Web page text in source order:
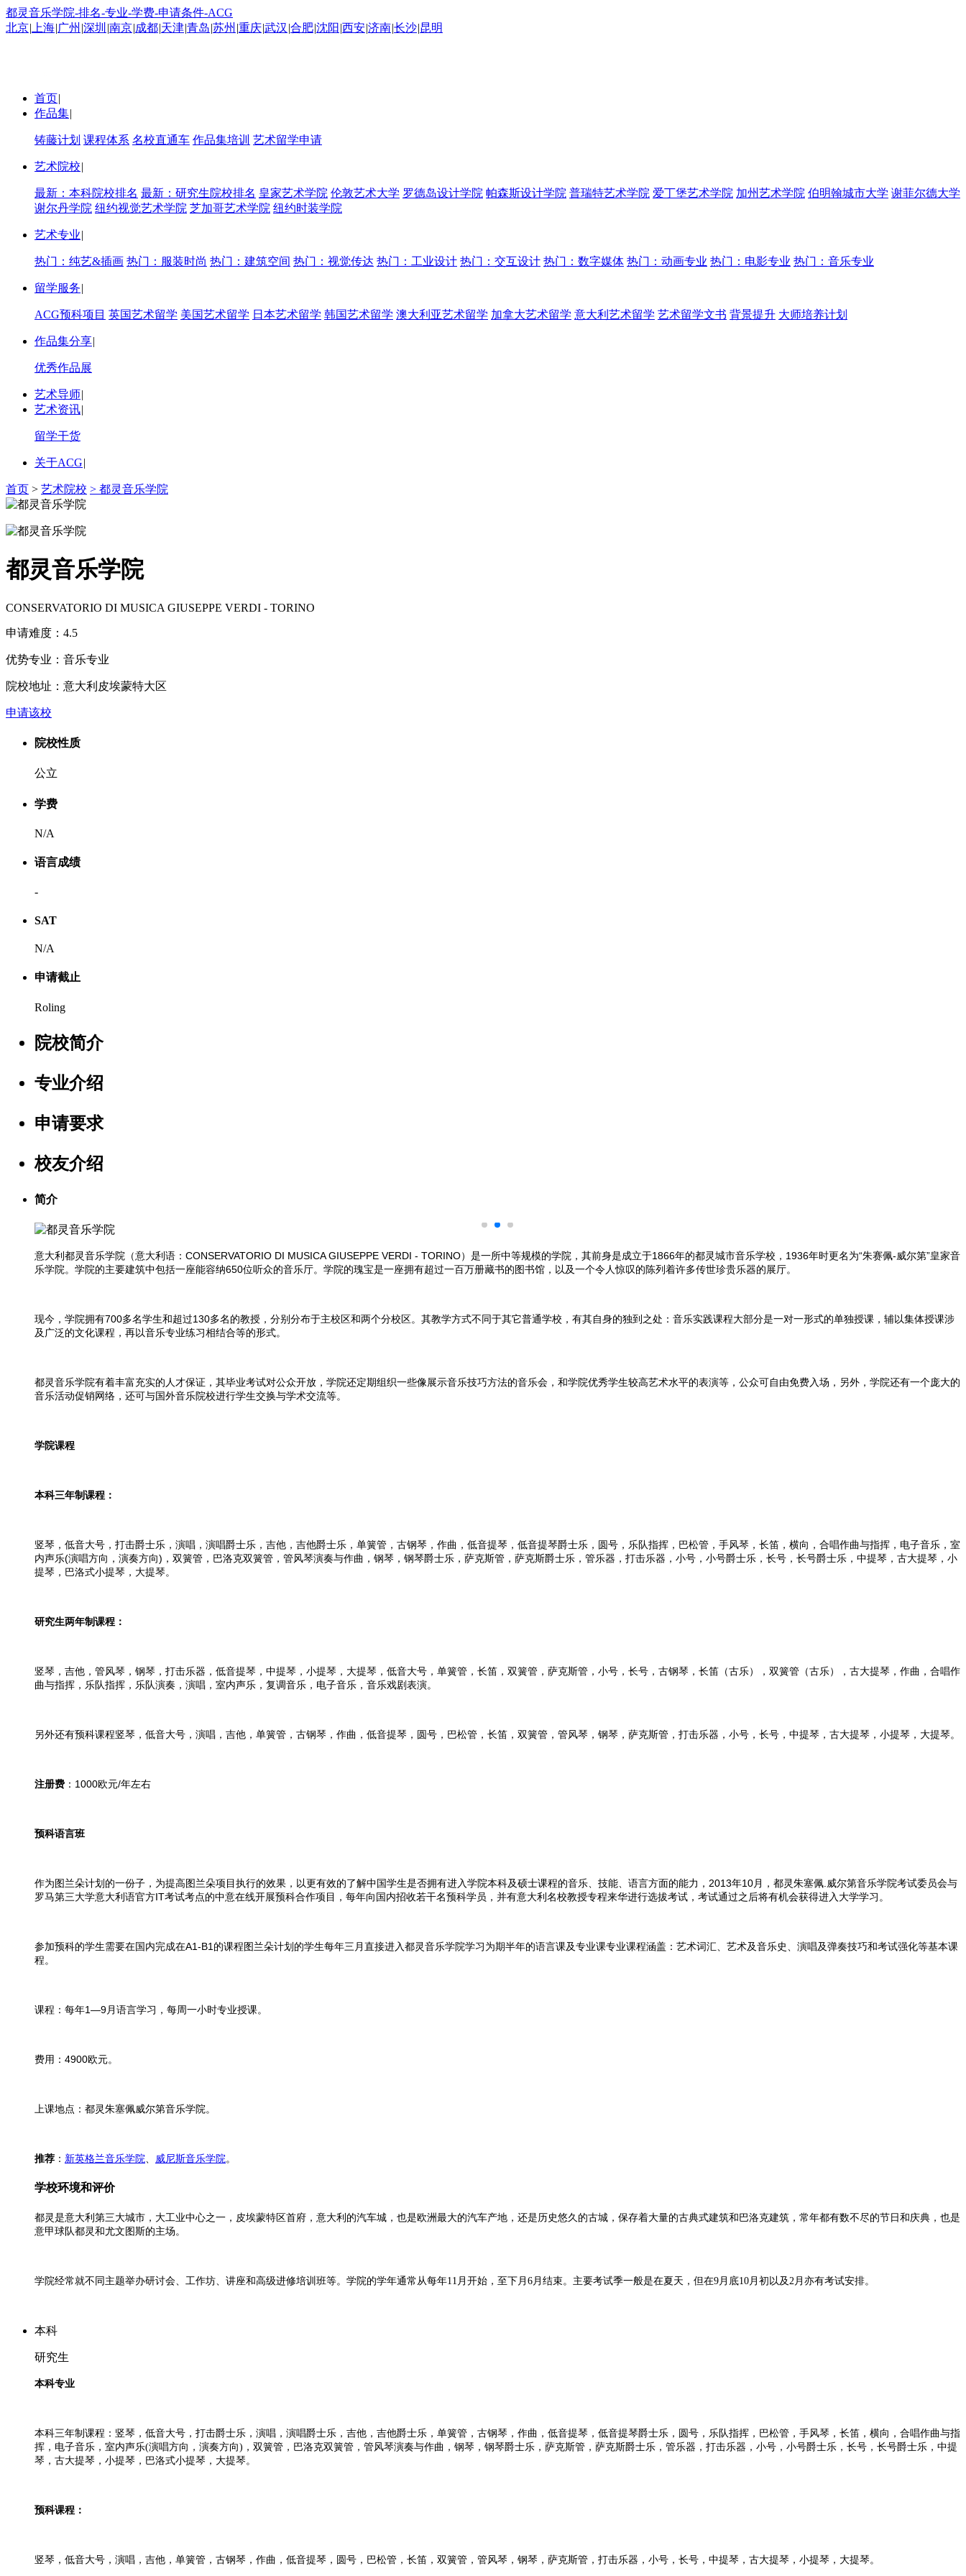
都灵音乐学院-排名-专业-学费-申请条件-ACG
北京| 上海|广州 |深圳 |南京|成都|天津|青岛|苏州 |重庆|武汉 |合肥|沈阳 |西安|济南|长沙|昆明
首页|
作品集|
铸藤计划 课程体系 名校直通车 作品集培训 艺术留学申请
艺术院校|
最新：本科院校排名 最新：研究生院校排名 皇家艺术学院 伦敦艺术大学 罗德岛设计学院 帕森斯设计学院 普瑞特艺术学院 爱丁堡艺术学院 加州艺术学院 伯明翰城市大学 谢菲尔德大学
谢尔丹学院 纽约视觉艺术学院 芝加哥艺术学院 纽约时装学院
艺术专业|
热门：纯艺&插画 热门：服装时尚 热门：建筑空间 热门：视觉传达 热门：工业设计 热门：交互设计 热门：数字媒体 热门：动画专业 热门：电影专业 热门：音乐专业
留学服务|
ACG预科项目 英国艺术留学 美国艺术留学 日本艺术留学 韩国艺术留学 澳大利亚艺术留学 加拿大艺术留学 意大利艺术留学 艺术留学文书 背景提升 大师培养计划
作品集分享|
优秀作品展
艺术导师|
艺术资讯|
留学干货
关于ACG|
首页 > 艺术院校 > 都灵音乐学院
都灵音乐学院
CONSERVATORIO DI MUSICA GIUSEPPE VERDI - TORINO
申请难度： 4.5
优势专业： 音乐专业
院校地址： 意大利皮埃蒙特大区
申请该校
院校性质
公立
学费
N/A
语言成绩
-
SAT
N/A
申请截止
Roling
院校简介
专业介绍
申请要求
校友介绍
简介
意大利都灵音乐学院（意大利语：CONSERVATORIO DI MUSICA GIUSEPPE VERDI - TORINO）是一所中等规模的学院，其前身是成立于1866年的都灵城市音乐学校，1936年时更名为“朱赛佩-威尔第”皇家音
乐学院。学院的主要建筑中包括一座能容纳650位听众的音乐厅。学院的瑰宝是一座拥有超过一百万册藏书的图书馆，以及一个令人惊叹的陈列着许多传世珍贵乐器的展厅。
现今，学院拥有700多名学生和超过130多名的教授，分别分布于主校区和两个分校区。其教学方式不同于其它普通学校，有其自身的独到之处：音乐实践课程大部分是一对一形式的单独授课，辅以集体授课涉
及广泛的文化课程，再以音乐专业练习相结合等的形式。
都灵音乐学院有着丰富充实的人才保证，其毕业考试对公众开放，学院还定期组织一些像展示音乐技巧方法的音乐会，和学院优秀学生较高艺术水平的表演等，公众可自由免费入场，另外，学院还有一个庞大的
音乐活动促销网络，还可与国外音乐院校进行学生交换与学术交流等。
学院课程
本科三年制课程：
竖琴，低音大号，打击爵士乐，演唱，演唱爵士乐，吉他，吉他爵士乐，单簧管，古钢琴，作曲，低音提琴，低音提琴爵士乐，圆号，乐队指挥，巴松管，手风琴，长笛，横向，合唱作曲与指挥，电子音乐，室
内声乐(演唱方向，演奏方向)，双簧管，巴洛克双簧管，管风琴演奏与作曲，钢琴，钢琴爵士乐，萨克斯管，萨克斯爵士乐，管乐器，打击乐器，小号，小号爵士乐，长号，长号爵士乐，中提琴，古大提琴，小
提琴，巴洛式小提琴，大提琴。
研究生两年制课程：
竖琴，吉他，管风琴，钢琴，打击乐器，低音提琴，中提琴，小提琴，大提琴，低音大号，单簧管，长笛，双簧管，萨克斯管，小号，长号，古钢琴，长笛（古乐），双簧管（古乐），古大提琴，作曲，合唱作
曲与指挥，乐队指挥，乐队演奏，演唱，室内声乐，复调音乐，电子音乐，音乐戏剧表演。
另外还有预科课程竖琴，低音大号，演唱，吉他，单簧管，古钢琴，作曲，低音提琴，圆号，巴松管，长笛，双簧管，管风琴，钢琴，萨克斯管，打击乐器，小号，长号，中提琴，古大提琴，小提琴，大提琴。
注册费 ：1000欧元/年左右
预科语言班
作为图兰朵计划的一份子，为提高图兰朵项目执行的效果，以更有效的了解中国学生是否拥有进入学院本科及硕士课程的音乐、技能、语言方面的能力，2013年10月，都灵朱塞佩.威尔第音乐学院考试委员会与
罗马第三大学意大利语官方IT考试考点的中意在线开展预科合作项目，每年向国内招收若干名预科学员，并有意大利名校教授专程来华进行选拔考试，考试通过之后将有机会获得进入大学学习。
参加预科的学生需要在国内完成在A1-B1的课程图兰朵计划的学生每年三月直接进入都灵音乐学院学习为期半年的语言课及专业课专业课程涵盖：艺术词汇、艺术及音乐史、演唱及弹奏技巧和考试强化等基本课
程。
课程：每年1—9月语言学习，每周一小时专业授课。
费用：4900欧元。
上课地点：都灵朱塞佩威尔第音乐学院。
推荐 ： 新英格兰音乐学院 威尼斯音乐学院。
学校环境和评价
都灵是意大利第三大城市，大工业中心之一，皮埃蒙特区首府，意大利的汽车城，也是欧洲最大的汽车产地，还是历史悠久的古城，保存着大量的古典式建筑和巴洛克建筑，常年都有数不尽的节日和庆典，也是
意甲球队都灵和尤文图斯的主场。
学院经常就不同主题举办研讨会、工作坊、讲座和高级进修培训班等。学院的学年通常从每年11月开始，至下月6月结束。主要考试季一般是在夏天，但在9月底10月初以及2月亦有考试安排。
本科
研究生
本科专业
本科三年制课程：竖琴，低音大号，打击爵士乐，演唱，演唱爵士乐，吉他，吉他爵士乐，单簧管，古钢琴，作曲，低音提琴，低音提琴爵士乐，圆号，乐队指挥，巴松管，手风琴，长笛，横向，合唱作曲与指
挥，电子音乐，室内声乐(演唱方向，演奏方向)，双簧管，巴洛克双簧管，管风琴演奏与作曲，钢琴，钢琴爵士乐，萨克斯管，萨克斯爵士乐，管乐器，打击乐器，小号，小号爵士乐，长号，长号爵士乐，中提
琴，古大提琴，小提琴，巴洛式小提琴，大提琴。
预科课程：
竖琴，低音大号，演唱，吉他，单簧管，古钢琴，作曲，低音提琴，圆号，巴松管，长笛，双簧管，管风琴，钢琴，萨克斯管，打击乐器，小号，长号，中提琴，古大提琴，小提琴，大提琴。